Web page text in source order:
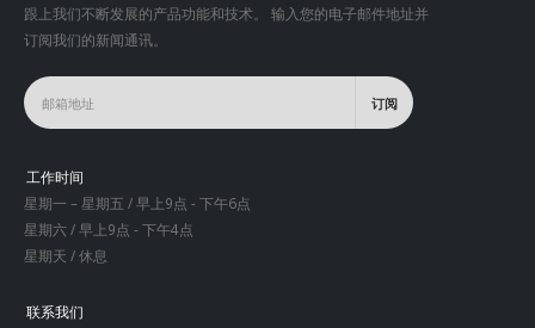
跟上我们不断发展的产品功能和技术。 输入您的电子邮件地址并
订阅我们的新闻通讯。
工作时间
星期一 – 星期五 / 早上9点 - 下午6点
星期六 / 早上9点 - 下午4点
星期天 / 休息
联系我们